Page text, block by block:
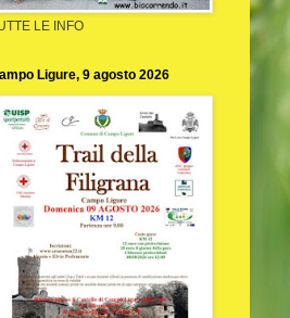
LE INFO
Ligure, 9 agosto 2026